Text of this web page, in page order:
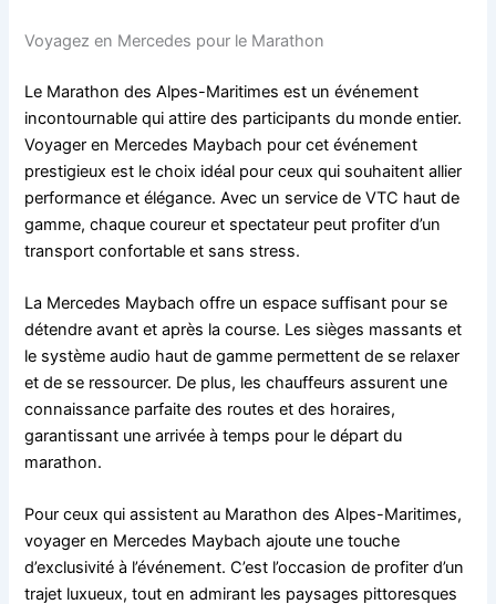
Voyagez en Mercedes pour le Marathon
Le Marathon des Alpes-Maritimes est un événement
incontournable qui attire des participants du monde entier.
Voyager en Mercedes Maybach pour cet événement
prestigieux est le choix idéal pour ceux qui souhaitent allier
performance et élégance. Avec un service de VTC haut de
gamme, chaque coureur et spectateur peut profiter d’un
transport confortable et sans stress.
La Mercedes Maybach offre un espace suffisant pour se
détendre avant et après la course. Les sièges massants et
le système audio haut de gamme permettent de se relaxer
et de se ressourcer. De plus, les chauffeurs assurent une
connaissance parfaite des routes et des horaires,
garantissant une arrivée à temps pour le départ du
marathon.
Pour ceux qui assistent au Marathon des Alpes-Maritimes,
voyager en Mercedes Maybach ajoute une touche
d’exclusivité à l’événement. C’est l’occasion de profiter d’un
trajet luxueux, tout en admirant les paysages pittoresques